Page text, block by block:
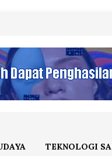
TEKNOLOGI